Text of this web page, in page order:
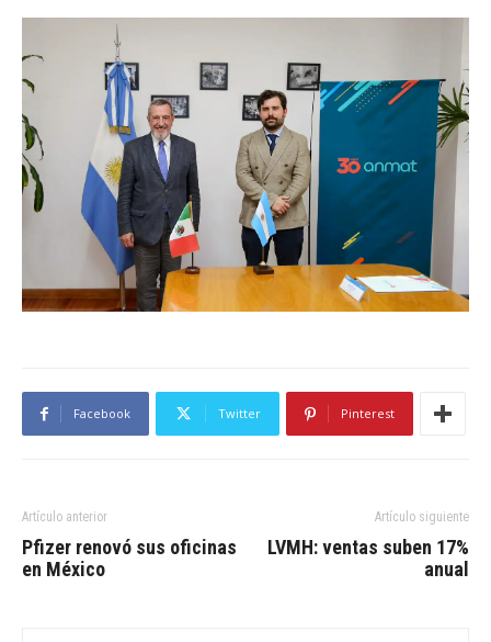
Facebook Twitter Pinterest
Artículo anterior
Pfizer renovó sus oficinas
en México
Artículo siguiente
LVMH: ventas suben 17%
anual